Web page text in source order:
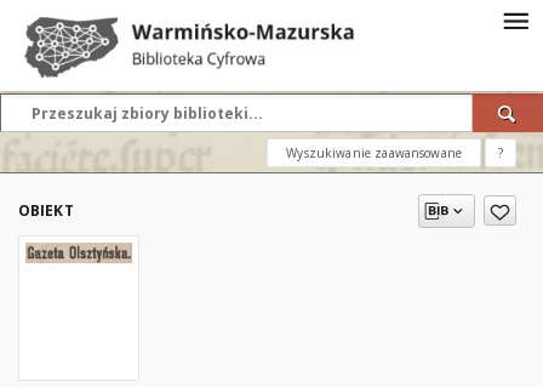
Wyszukiwanie zaawansowane ?
OBIEKT